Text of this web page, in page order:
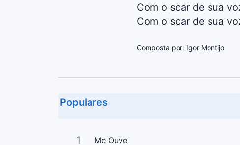
Com o soar de sua
Com o soar de sua
Composta por: Igor Montijo
Populares
1 Me Ouve